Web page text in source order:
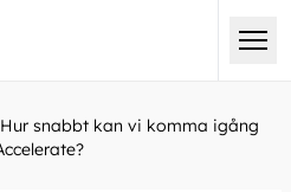
Hur snabbt kan vi komma igång